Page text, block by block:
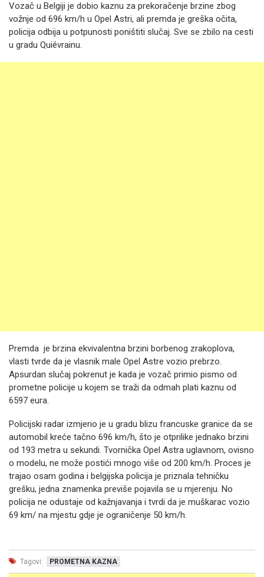
Vozač u Belgiji je dobio kaznu za prekoračenje brzine zbog
vožnje od 696 km/h u Opel Astri, ali premda je greška očita,
policija odbija u potpunosti poništiti slučaj. Sve se zbilo na cesti
u gradu Quiévrainu.
Premda je brzina ekvivalentna brzini borbenog zrakoplova,
vlasti tvrde da je vlasnik male Opel Astre vozio prebrzo.
Apsurdan slučaj pokrenut je kada je vozač primio pismo od
prometne policije u kojem se traži da odmah plati kaznu od
6597 eura.
Policijski radar izmjerio je u gradu blizu francuske granice da se
automobil kreće tačno 696 km/h, što je otprilike jednako brzini
od 193 metra u sekundi. Tvornička Opel Astra uglavnom, ovisno
o modelu, ne može postići mnogo više od 200 km/h. Proces je
trajao osam godina i belgijska policija je priznala tehničku
grešku, jedna znamenka previše pojavila se u mjerenju. No
policija ne odustaje od kažnjavanja i tvrdi da je muškarac vozio
69 km/ na mjestu gdje je ograničenje 50 km/h.
Tagovi: PROMETNA KAZNA